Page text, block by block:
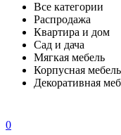
Все категории
Распродажа
Квартира и дом
Сад и дача
Мягкая мебель
Корпусная мебель
Декоративная
0